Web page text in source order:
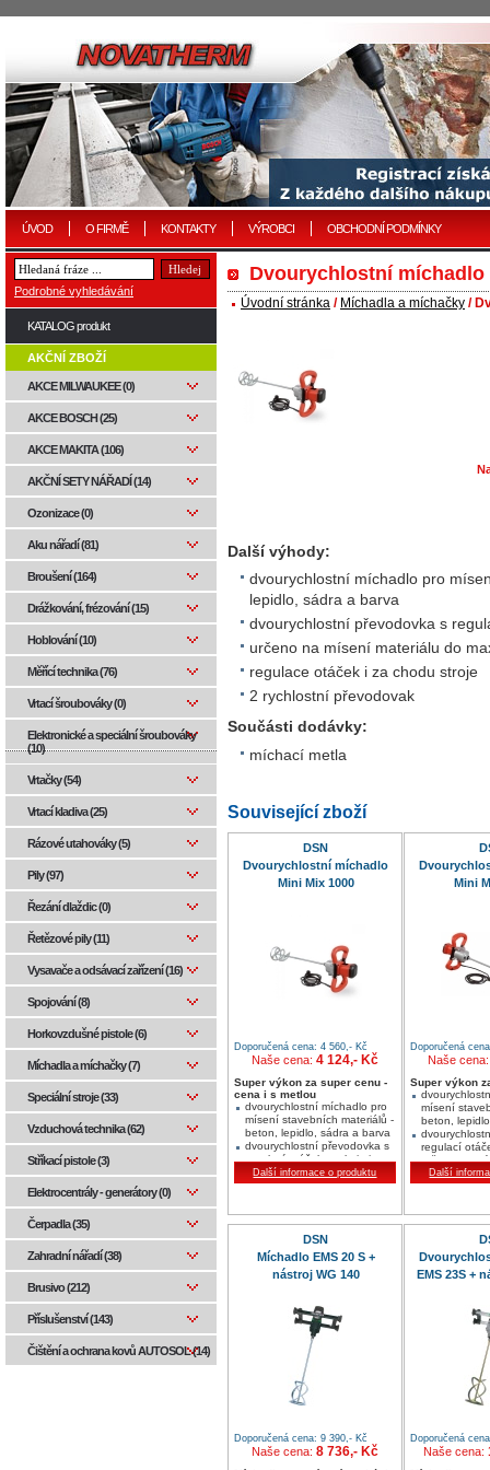
ÚVOD O FIRMĚ KONTAKTY VÝROBCI OBCHODNÍ PODMÍNKY
Dvourychlostní míchadlo
Úvodní stránka / Míchadla a míchačky /
Další výhody:
dvourychlostní míchadlo pro
lepidlo, sádra a barva
dvourychlostní převodovka s
určeno na mísení materiálu do
regulace otáček i za chodu stroje
2 rychlostní převodovak
Součásti dodávky:
míchací metla
Související zboží
DSN
Dvourychlostní míchadlo
Mini Mix 1000
Doporučená cena: 4 560,- Kč
Naše cena: 4 124,- Kč
Super výkon za super cenu -
cena i s metlou
dvourychlostní míchadlo pro
mísení stavebních materiálů -
beton, lepidlo, sádra a barva
dvourychlostní převodovka s
regulací otáček v rukojeti
určeno na mísení materiálu
do max. 25 kg
Další informace o produktu
Mini
Doporučená
Naše
Super výkon
mísení
beton,
regulací
určeno na
do max. 80
Další
DSN
Míchadlo EMS 20 S +
nástroj WG 140
Doporučená cena: 9 390,- Kč
Naše cena: 8 736,- Kč
EMS 23S +
Doporučená
Naše cena:
Podrobné vyhledávání
KATALOG produkt
AKČNÍ ZBOŽÍ
AKCE MILWAUKEE (0)
AKCE BOSCH (25)
AKCE MAKITA (106)
AKČNÍ SETY NÁŘADÍ (14)
Ozonizace (0)
Aku nářadí (81)
Broušení (164)
Drážkování, frézování (15)
Hoblování (10)
Měřící technika (76)
Vrtací šroubováky (0)
Elektronické a speciální šroubováky
(10)
Vrtačky (54)
Vrtací kladiva (25)
Rázové utahováky (5)
Pily (97)
Řezání dlaždic (0)
Řetězové pily (11)
Vysavače a odsávací zařízení (16)
Spojování (8)
Horkovzdušné pistole (6)
Míchadla a míchačky (7)
Speciální stroje (33)
Vzduchová technika (62)
Stříkací pistole (3)
Elektrocentrály - generátory (0)
Čerpadla (35)
Zahradní nářadí (38)
Brusivo (212)
Příslušenství (143)
Čištění a ochrana kovů AUTOSOL (14)